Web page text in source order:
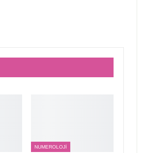
NUMEROLOJI